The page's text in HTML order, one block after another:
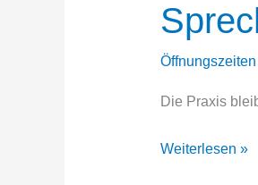
Öffnungszeiten
Die Praxis
Sprechzeiten
Weiterlesen »